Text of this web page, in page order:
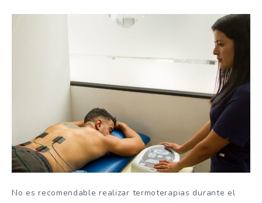
No es recomendable realizar termoterapias durante el